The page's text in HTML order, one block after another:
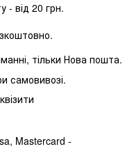
- від 20 грн.
тільки Нова пошта.
самовивозі.
Mastercard -